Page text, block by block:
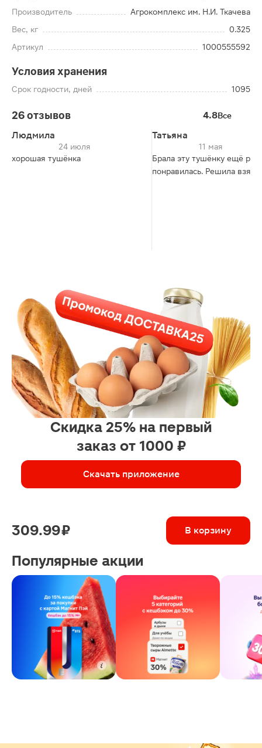
Производитель
Агрокомплекс им. Н.И. Ткачева
Вес, кг
0.325
Артикул
1000555592
Условия хранения
Срок годности, дней 1095
26 отзывов 4.8Все
Людмила
24 июля
хорошая тушёнка
Татьяна
11 мая
Брала эту тушёнку ещё
понравилась. Решила
Скидка 25% на первый
заказ от 1000 ₽
Скачать приложение
309.99 ₽ В корзину
Популярные акции